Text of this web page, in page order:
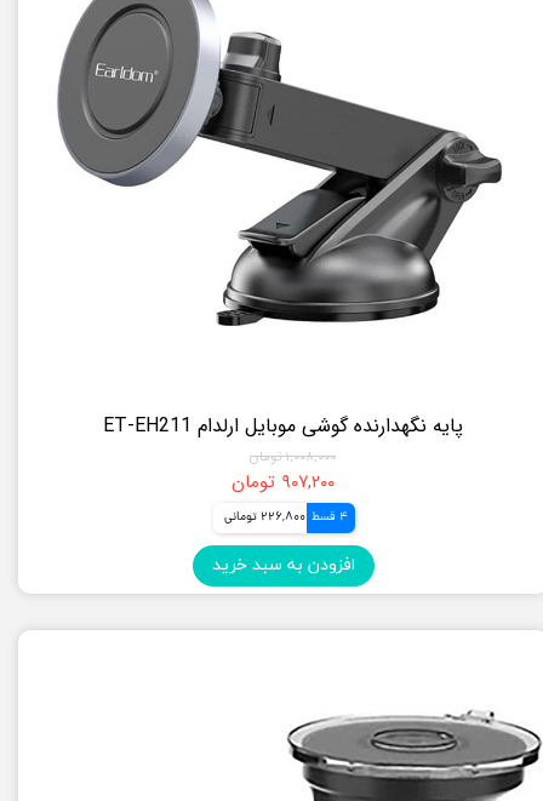
پایه نگهدارنده گوشی موبایل ارلدام ET-EH211
۱,۰۰۸,۰۰۰ تومان
۹۰۷,۲۰۰ تومان
4 قسط 226,800 تومانی
افزودن به سبد خرید